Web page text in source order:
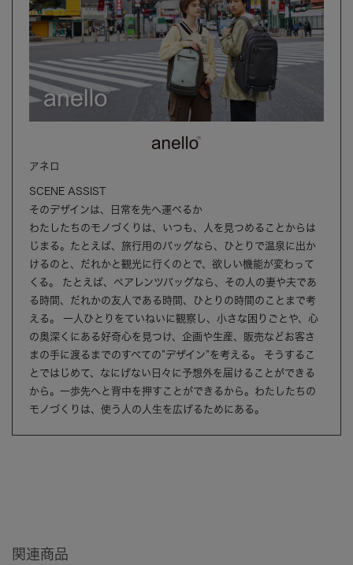
アネロ
SCENE ASSIST
そのデザインは、日常を先へ運べるか
わたしたちのモノづくりは、いつも、人を見つめることからは
じまる。たとえば、旅行用のバッグなら、ひとりで温泉に出か
けるのと、だれかと観光に行くのとで、欲しい機能が変わって
くる。 たとえば、ペアレンツバッグなら、その人の妻や夫であ
る時間、だれかの友人である時間、ひとりの時間のことまで考
える。 一人ひとりをていねいに観察し、小さな困りごとや、心
の奥深くにある好奇心を見つけ、企画や生産、販売などお客さ
まの手に渡るまでのすべての”デザイン”を考える。 そうするこ
とではじめて、なにげない日々に予想外を届けることができる
から。一歩先へと背中を押すことができるから。わたしたちの
モノづくりは、使う人の人生を広げるためにある。
関連商品